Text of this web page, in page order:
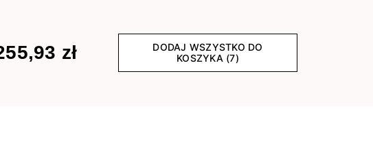
zł
DODAJ WSZYSTKO DO
KOSZYKA (7)